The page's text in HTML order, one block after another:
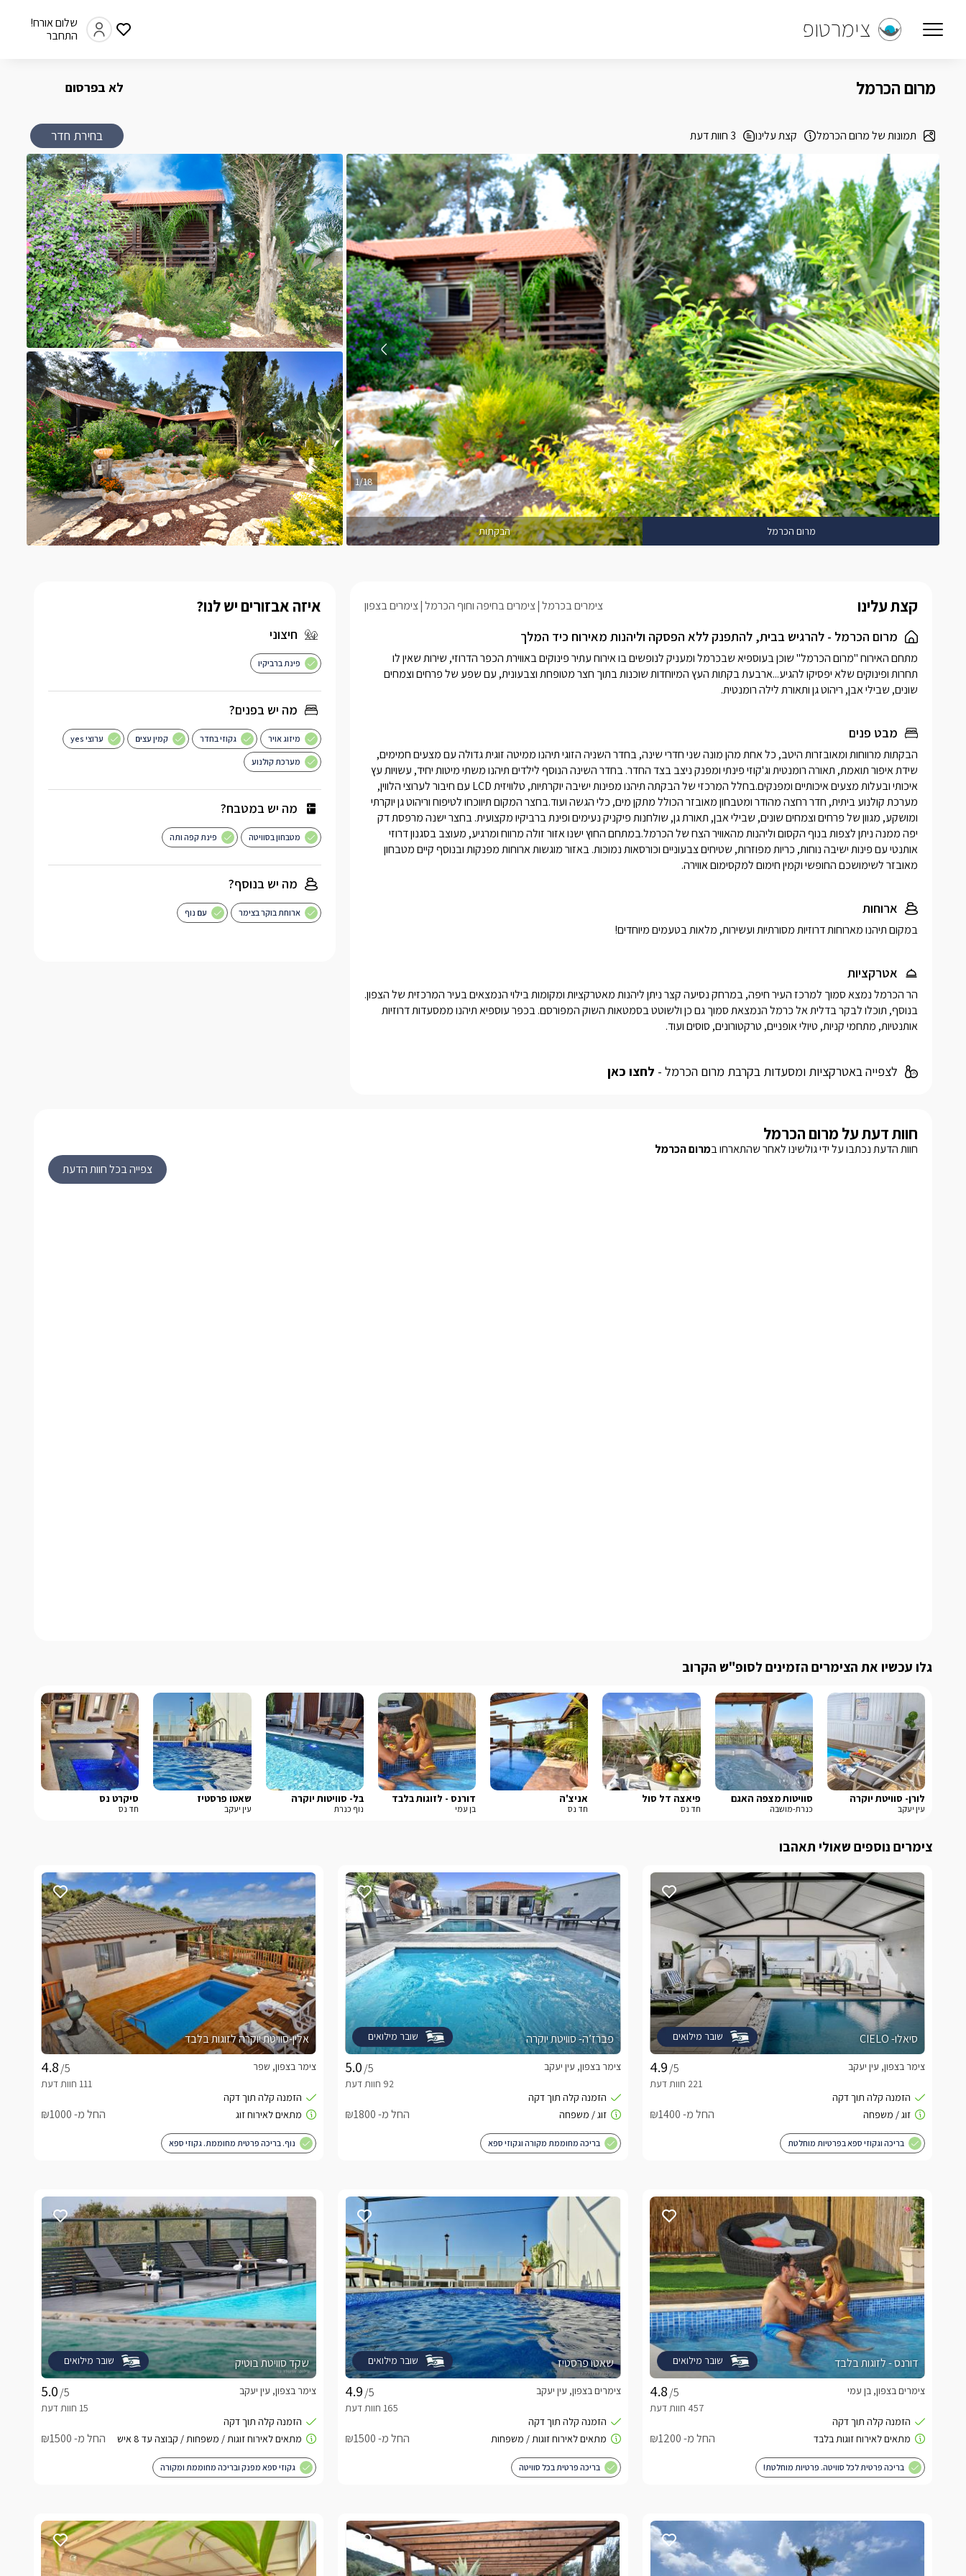
צימרטופ
שלום אורח!
התחבר
מרום הכרמל
תמונות של מרום הכרמל קצת עלינו 3 חוות דעת
לא בפרסום
בחירת חדר
1/18
מרום הכרמל הבקתות
קצת עלינו צימרים בכרמל צימרים בחיפה וחוף הכרמל צימרים בצפון
מרום הכרמל - להרגיש בבית, להתפנק ללא הפסקה וליהנות מאירוח כיד המלך
שונים, שבילי אבן, ריהוט גן ותאורת לילה רומנטית.
מבט פנים
מאובזר לשימושכם החופשי וקמין חימום למקסימום אווירה.
ארוחות
במקום תיהנו מארוחות דרוזיות מסורתיות ועשירות, מלאות בטעמים מיוחדים!
אטרקציות
אותנטיות, מתחמי קניות, טיולי אופניים, טרקטורונים, סוסים ועוד.
לצפייה באטרקציות ומסעדות בקרבת מרום הכרמל - לחצו כאן
איזה אבזורים יש לנו?
חיצוני
פינת ברביקיו
מה יש בפנים?
מיזוג אויר גקוזי בחדר קמין עצים ערוצי yes
מערכת קולנוע
מה יש במטבח?
מטבחון בסוויטה פינת קפה ותה
מה יש בנוסף?
ארוחת בוקר בצימר עם נוף
חוות דעת על מרום הכרמל
חוות הדעת נכתבו על ידי גולשינו לאחר שהתארחו במרום הכרמל
צפייה בכל חוות הדעת
גלו עכשיו את הצימרים הזמינים לסופ"ש הקרוב
לורן- סוויטת יוקרה
עין יעקב
סוויטות מצפה האגם
כנרת-מושבה
פיאצה דל סול
חד נס
אניצ'ה
חד נס
דורנס - לזוגות בלבד
בן עמי
בל- סוויטות יוקרה
נוף כנרת
שאטו פרסטיז
עין יעקב
סיקרט נס
חד נס
צימרים נוספים שאולי תאהבו
שובר מילואים
סיאלו- CIELO
/5
צימר בצפון, עין יעקב
החל מ- ₪1400
בריכה וגקוזי ספא בפרטיות מוחלטת
שובר מילואים
פברז’ה- סוויטת יוקרה
/5
צימר בצפון, עין יעקב
החל מ- ₪1800
בריכה מחוממת מקורה וגקוזי ספא
אלין-סוויטת יוקרה לזוגות בלבד
/5
צימר בצפון, שפר
החל מ- ₪1000
נוף. בריכה פרטית מחוממת. גקוזי ספא
שובר מילואים
דורנס - לזוגות בלבד
/5
צימרים בצפון, בן עמי
החל מ- ₪1200
בריכה פרטית לכל סוויטה. פרטיות מוחלטת!
שובר מילואים
שאטו פרסטיז
/5
צימרים בצפון, עין יעקב
החל מ- ₪1500
בריכה פרטית בכל סוויטה
שובר מילואים
שקד סוויטת בוטיק
/5
צימר בצפון, עין יעקב
החל מ- ₪1500
גקוזי ספא מפנק ובריכה מחוממת ומקורה